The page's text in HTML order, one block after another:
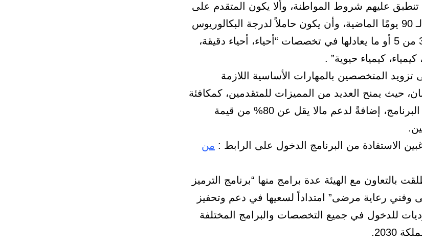
تنطبق عليهم شروط المواطنة، وألا يكون المتقدم على
رأس العمل خلال الـ 90 يومًا الماضية، وأن يكون حاملاً لدرجة البكالوريوس
بمعدل لا يقل عن 3 من 5 أو ما يعادلها في تخصصات “أحياء، أحياء دقيقة،
كيمياء، كيمياء حيوية” .
تزويد المتخصصين بالمهارات الأساسية اللازمة
حيث يمنح العديد من المميزات للمتقدمين، كمكافئة
شهرية طوال فترة البرنامج، إضافةً لدعم مالا يقل عن 80% من قيمة
الاستفادة من البرنامج الدخول على الرابط : من
بالتعاون مع الهيئة عدة برامج منها “برنامج الترميز
وفني رعاية مرضى” امتداداً لسعيها في دعم وتحفيز
للدخول في جميع التخصصات والبرامج المختلفة
2030.